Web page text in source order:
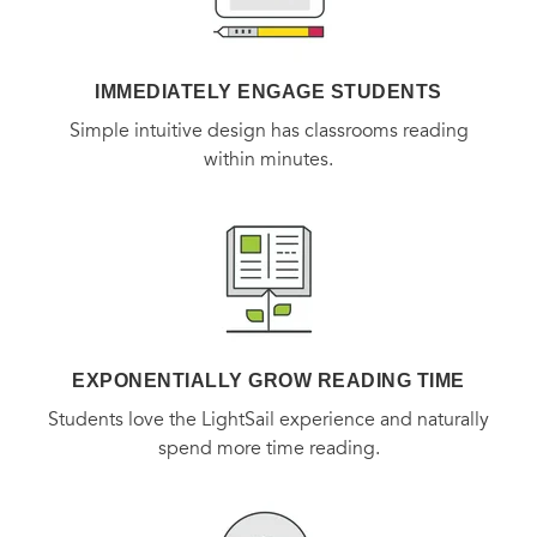
IMMEDIATELY ENGAGE STUDENTS
Simple intuitive design has classrooms reading
within minutes.
EXPONENTIALLY GROW READING TIME
Students love the LightSail experience and naturally
spend more time reading.